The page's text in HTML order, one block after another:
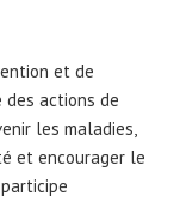
et de
actions de
les maladies,
et encourager le